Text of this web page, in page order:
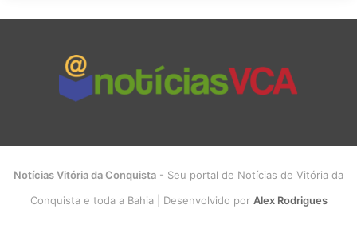
Notícias Vitória da Conquista - Seu portal de Notícias de Vitória da
Conquista e toda a Bahia | Desenvolvido por Alex Rodrigues